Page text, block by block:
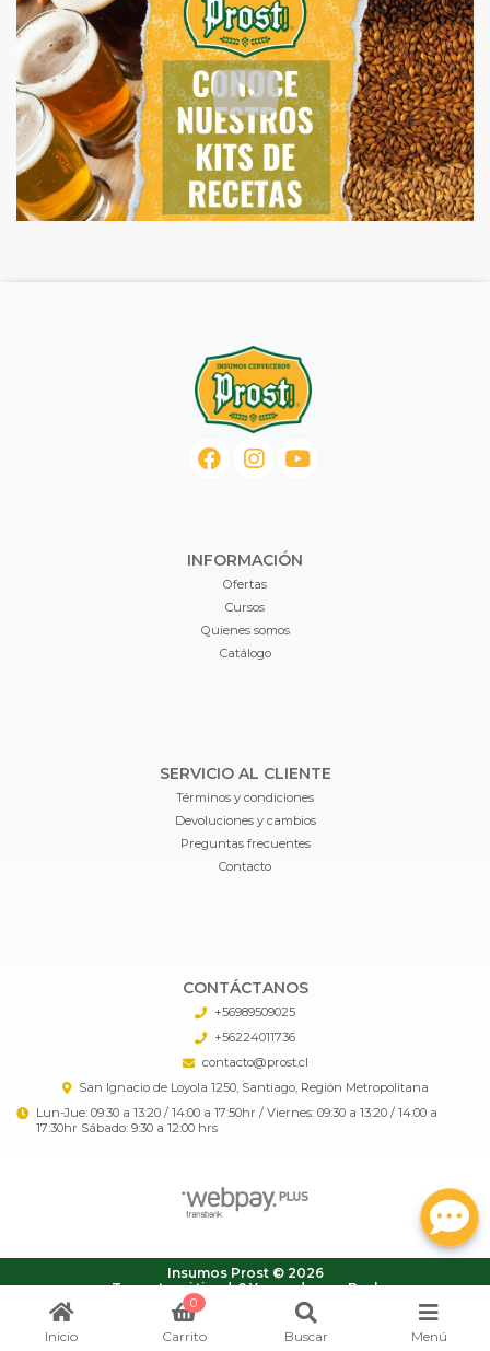
INFORMACIÓN
Ofertas
Cursos
Quienes somos
Catálogo
SERVICIO AL CLIENTE
Términos y condiciones
Devoluciones y cambios
Preguntas frecuentes
Contacto
CONTÁCTANOS
+56989509025
+56224011736
contacto@prost.cl
San Ignacio de Loyola 1250, Santiago, Región Metropolitana
Lun-Jue: 09:30 a 13:20 / 14:00 a 17:50hr / Viernes: 09:30 a 13:20 / 14:00 a
17:30hr Sábado: 9:30 a 12:00 hrs
Insumos Prost © 2026
¿Te gusta mi tienda? Yo vendo conBsale
Inicio
0
Carrito Buscar Menú